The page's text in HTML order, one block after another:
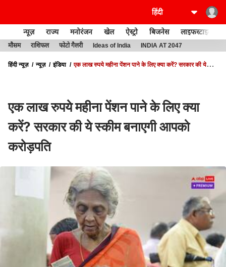
न्यूज़ राज्य मनोरंजन खेल ऐस्ट्रो बिजनेस लाइफस्टाइल
मौसम राशिफल फोटो गैलरी Ideas of India INDIA AT 2047
हिंदी न्यूज़ न्यूज़ इंडिया
एक लाख रुपये महीना पेंशन पाने के लिए क्या करें? सरकार की ये
एक लाख रुपये महीना पेंशन पाने के लिए क्या
करें? सरकार की ये स्कीम बनाएगी आपको
करोड़पति